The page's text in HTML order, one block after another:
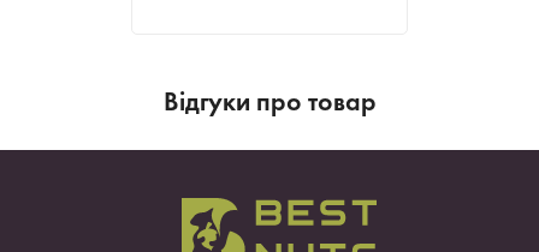
Вiдгуки про товар